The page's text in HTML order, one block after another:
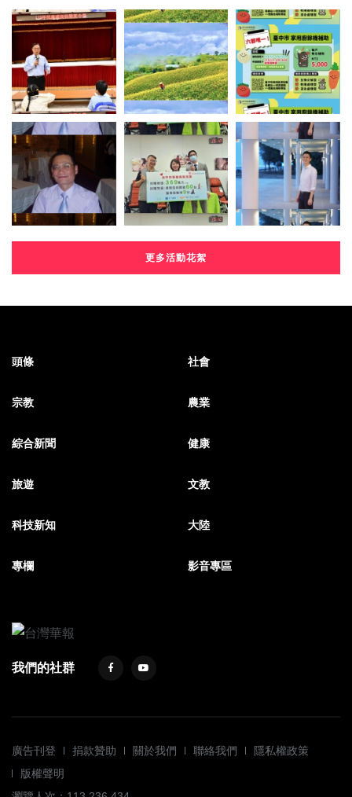
更多活動花絮
頭條 社會
宗教 農業
綜合新聞 健康
旅遊 文教
科技新知 大陸
專欄 影音專區
我們的社群
廣告刊登 捐款贊助 關於我們 聯絡我們
隱私權政策
版權聲明